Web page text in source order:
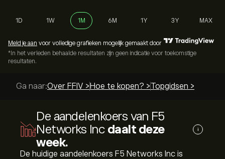
1D 1W 1M 6M 1Y 3Y MAX
Meld je aan voor volledige grafieken mogelijk gemaakt door
*In het verleden behaalde resultaten zijn geen indicatie voor toekomstige
resultaten.
Ga naar:Over FFIV > Hoe te kopen? >Topgidsen >
De aandelenkoers van F5
Networks Inc daalt deze
week.
i
De huidige aandelenkoers F5 Networks Inc is